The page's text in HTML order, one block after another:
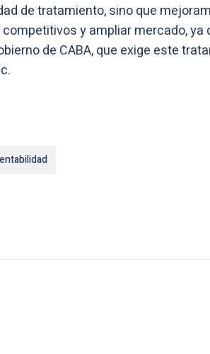
de tratamiento, sino que
y ampliar mercado, ya
de CABA, que exige este